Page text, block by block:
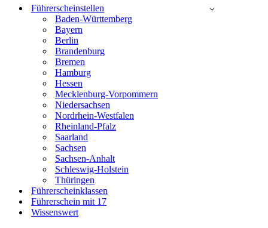
Führerscheinstellen
Baden-Württemberg
Bayern
Berlin
Brandenburg
Bremen
Hamburg
Hessen
Mecklenburg-Vorpommern
Niedersachsen
Nordrhein-Westfalen
Rheinland-Pfalz
Saarland
Sachsen
Sachsen-Anhalt
Schleswig-Holstein
Thüringen
Führerscheinklassen
Führerschein mit 17
Wissenswert